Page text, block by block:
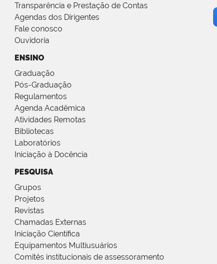
Transparência e Prestação de Contas
Agendas dos Dirigentes
Fale conosco
Ouvidoria
ENSINO
Graduação
Pós-Graduação
Regulamentos
Agenda Acadêmica
Atividades Remotas
Bibliotecas
Laboratórios
Iniciação à Docência
PESQUISA
Grupos
Projetos
Revistas
Chamadas Externas
Iniciação Científica
Equipamentos Multiusuários
Comitês institucionais de assessoramento